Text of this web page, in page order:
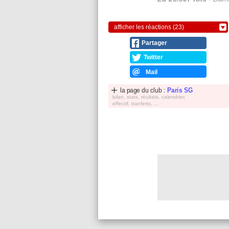
afficher les réactions (23)
Partager
Twitter
Mail
la page du club : Paris SG
bilan, stats, réultats, calendrier,
effectif, tranferts, ...